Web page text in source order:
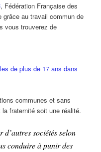
, Fédération Française des
au travail commun de
vous trouverez de
de plus de 17 ans dans
communes et sans
la fraternité soit une réalité.
sociétés selon
conduire à punir des